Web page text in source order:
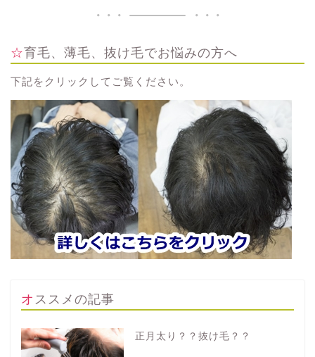
☆育毛、薄毛、抜け毛でお悩みの方へ
下記をクリックしてご覧ください。
オススメの記事
正月太り？？抜け毛？？